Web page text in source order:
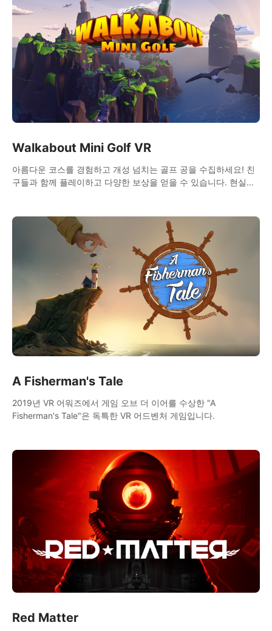
Walkabout Mini Golf VR
아름다운 코스를 경험하고 개성 넘치는 골프 공을 수집하세요! 친
구들과 함께 플레이하고 다양한 보상을 얻을 수 있습니다. 현실적
A Fisherman's Tale
2019년 VR 어워즈에서 게임 오브 더 이어를 수상한 "A
Fisherman's Tale"은 독특한 VR 어드벤처 게임입니다.
Red Matter